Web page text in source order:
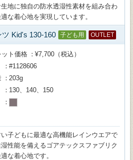
地に独自の防水透湿性素材を組み合わ
な着心地を実現しています。
Kid's 130-160 子ども用 OUTLET
ット価格
¥7,700（税込）
#1128606
203g
130、140、150
子どもに最適な高機能レインウエアで
性能を備えるゴアテックスファブリク
な着心地です。